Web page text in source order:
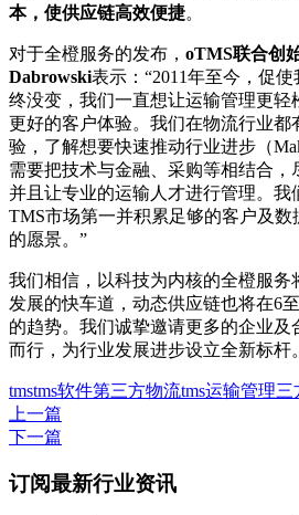
本，使供应链高效便捷。
对于全橙服务的发布， oTMS联合创
Dabrowski表示：“2011年至今，促
终没变，我们一直想让运输管理更轻
更好的客户体验。我们在物流行业都
验，了解想要快速推动行业进步（
需要把技术与金融、采购等相结合，
并且让专业的运输人才进行管理。我
TMS市场第一并积累足够的客户及
的愿景。”
我们相信，以科技为内核的全橙服务
发展的快车道，动态供应链也将在6
的趋势。我们诚挚邀请更多的企业及
而行，为行业发展进步设立全新标杆。
tmstms软件第三方物流tms运输管理三
上一篇
下一篇
订阅最新行业资讯